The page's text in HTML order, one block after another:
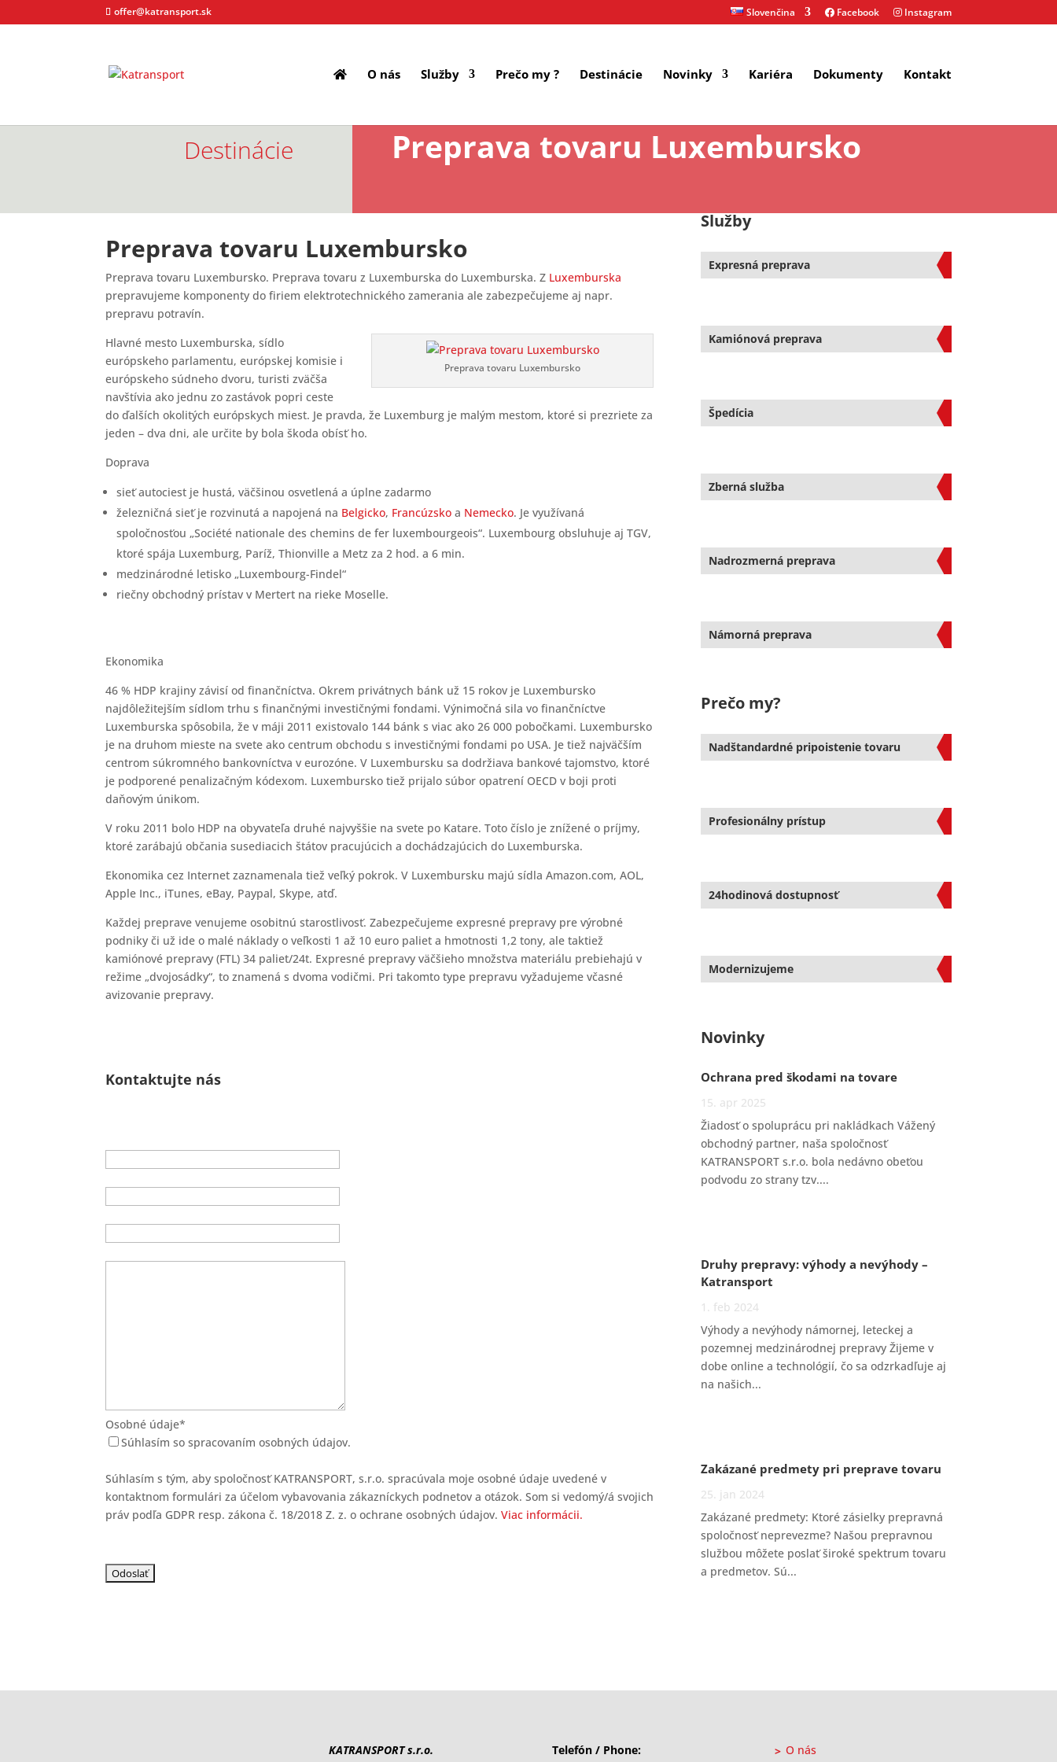
offer@katransport.sk Slovenčina Facebook Instagram
O nás Služby Prečo my ? Destinácie Novinky Kariéra Dokumenty Kontakt
Destinácie Preprava tovaru Luxembursko
Preprava tovaru Luxembursko
Preprava tovaru Luxembursko. Preprava tovaru z Luxemburska do Luxemburska. Z Luxemburska
prepravujeme komponenty do firiem elektrotechnického zamerania ale zabezpečujeme aj napr.
prepravu potravín.
Preprava tovaru Luxembursko
Hlavné mesto Luxemburska, sídlo
európskeho parlamentu, európskej komisie i
európskeho súdneho dvoru, turisti zväčša
navštívia ako jednu zo zastávok popri ceste
do ďalších okolitých európskych miest. Je pravda, že Luxemburg je malým mestom, ktoré si prezriete za
jeden – dva dni, ale určite by bola škoda obísť ho.
Doprava
sieť autociest je hustá, väčšinou osvetlená a úplne zadarmo
železničná sieť je rozvinutá a napojená na Belgicko, Francúzsko a Nemecko. Je využívaná
spoločnosťou „Société nationale des chemins de fer luxembourgeois“. Luxembourg obsluhuje aj TGV,
ktoré spája Luxemburg, Paríž, Thionville a Metz za 2 hod. a 6 min.
medzinárodné letisko „Luxembourg-Findel“
riečny obchodný prístav v Mertert na rieke Moselle.
Ekonomika
46 % HDP krajiny závisí od finančníctva. Okrem privátnych bánk už 15 rokov je Luxembursko
najdôležitejším sídlom trhu s finančnými investičnými fondami. Výnimočná sila vo finančníctve
Luxemburska spôsobila, že v máji 2011 existovalo 144 bánk s viac ako 26 000 pobočkami. Luxembursko
je na druhom mieste na svete ako centrum obchodu s investičnými fondami po USA. Je tiež najväčším
centrom súkromného bankovníctva v eurozóne. V Luxembursku sa dodržiava bankové tajomstvo, ktoré
je podporené penalizačným kódexom. Luxembursko tiež prijalo súbor opatrení OECD v boji proti
daňovým únikom.
V roku 2011 bolo HDP na obyvateľa druhé najvyššie na svete po Katare. Toto číslo je znížené o príjmy,
ktoré zarábajú občania susediacich štátov pracujúcich a dochádzajúcich do Luxemburska.
Ekonomika cez Internet zaznamenala tiež veľký pokrok. V Luxembursku majú sídla Amazon.com, AOL,
Apple Inc., iTunes, eBay, Paypal, Skype, atď.
Každej preprave venujeme osobitnú starostlivosť. Zabezpečujeme expresné prepravy pre výrobné
podniky či už ide o malé náklady o veľkosti 1 až 10 euro paliet a hmotnosti 1,2 tony, ale taktiež
kamiónové prepravy (FTL) 34 paliet/24t. Expresné prepravy väčšieho množstva materiálu prebiehajú v
režime „dvojosádky“, to znamená s dvoma vodičmi. Pri takomto type prepravu vyžadujeme včasné
avizovanie prepravy.
Kontaktujte nás
Osobné údaje*
Súhlasím so spracovaním osobných údajov.
Súhlasím s tým, aby spoločnosť KATRANSPORT, s.r.o. spracúvala moje osobné údaje uvedené v
kontaktnom formulári za účelom vybavovania zákazníckych podnetov a otázok. Som si vedomý/á svojich
práv podľa GDPR resp. zákona č. 18/2018 Z. z. o ochrane osobných údajov.Viac informácii.
Služby
Expresná preprava
Kamiónová preprava
Špedícia
Zberná služba
Nadrozmerná preprava
Námorná preprava
Prečo my?
Nadštandardné pripoistenie tovaru
Profesionálny prístup
24hodinová dostupnosť
Modernizujeme
Novinky
Ochrana pred škodami na tovare
15. apr 2025
Žiadosť o spoluprácu pri nakládkach Vážený
obchodný partner, naša spoločnosť
KATRANSPORT s.r.o. bola nedávno obeťou
podvodu zo strany tzv....
Druhy prepravy: výhody a nevýhody –
Katransport
1. feb 2024
Výhody a nevýhody námornej, leteckej a
pozemnej medzinárodnej prepravy Žijeme v
dobe online a technológií, čo sa odzrkadľuje aj
na našich...
Zakázané predmety pri preprave tovaru
25. jan 2024
Zakázané predmety: Ktoré zásielky prepravná
spoločnosť neprevezme? Našou prepravnou
službou môžete poslať široké spektrum tovaru
a predmetov. Sú...
KATRANSPORT s.r.o.
Telefón / Phone:
O nás